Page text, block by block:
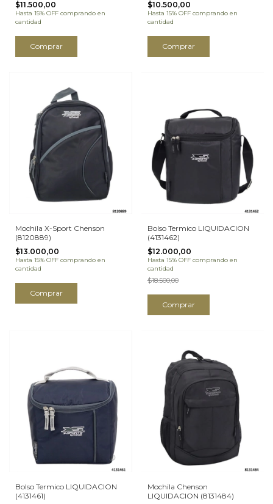
$11.500,00
Hasta 15% OFF comprando en
cantidad
Comprar
$10.500,00
Hasta 15% OFF comprando en
cantidad
Comprar
Mochila X-Sport Chenson
(8120889)
$13.000,00
Hasta 15% OFF comprando en
cantidad
Comprar
Bolso Termico LIQUIDACION
(4131462)
$12.000,00
Hasta 15% OFF comprando en
cantidad
$18.500,00
Comprar
Bolso Termico LIQUIDACION
(4131461)
Mochila Chenson
LIQUIDACION (8131484)